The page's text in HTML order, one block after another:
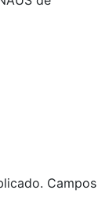
Campos